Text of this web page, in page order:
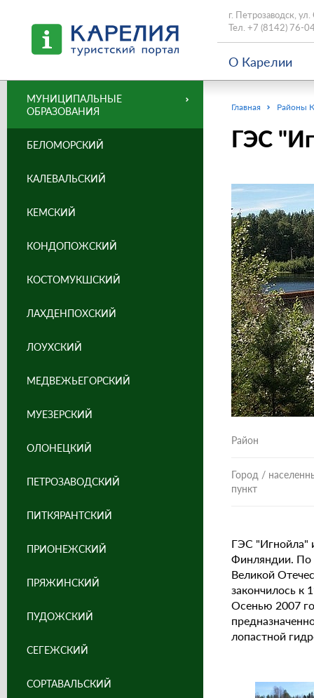
г. Петрозаводск,
Тел. +7 (8142) 76-
О Карелии
Главная Районы
ГЭС
Район
Город /
пункт
ГЭС "Игнойла"
Финляндии. По
Великой
закончилось к
Осенью 2007
лопастной
МУНИЦИПАЛЬНЫЕ
ОБРАЗОВАНИЯ
БЕЛОМОРСКИЙ
КАЛЕВАЛЬСКИЙ
КЕМСКИЙ
КОНДОПОЖСКИЙ
КОСТОМУКШСКИЙ
ЛАХДЕНПОХСКИЙ
ЛОУХСКИЙ
МЕДВЕЖЬЕГОРСКИЙ
МУЕЗЕРСКИЙ
ОЛОНЕЦКИЙ
ПЕТРОЗАВОДСКИЙ
ПИТКЯРАНТСКИЙ
ПРИОНЕЖСКИЙ
ПРЯЖИНСКИЙ
ПУДОЖСКИЙ
СЕГЕЖСКИЙ
СОРТАВАЛЬСКИЙ